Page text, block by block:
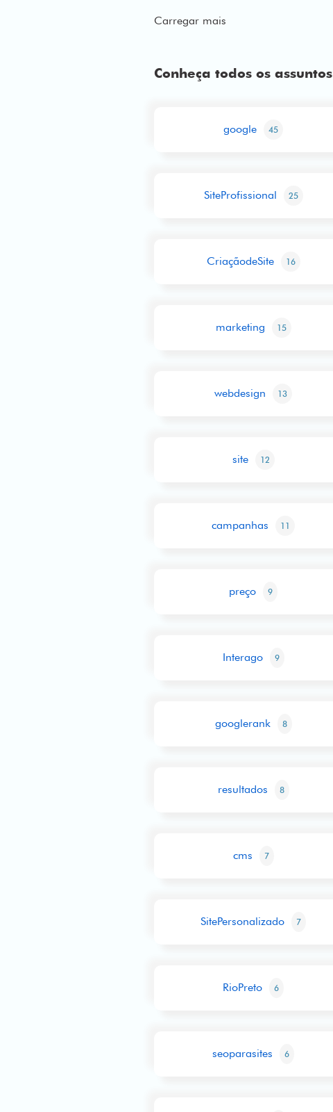
Carregar mais
Conheça todos os assuntos
google 45
SiteProfissional 25
CriaçãodeSite 16
marketing 15
webdesign 13
site 12
campanhas 11
preço 9
Interago 9
googlerank 8
resultados 8
cms 7
SitePersonalizado 7
RioPreto 6
seoparasites 6